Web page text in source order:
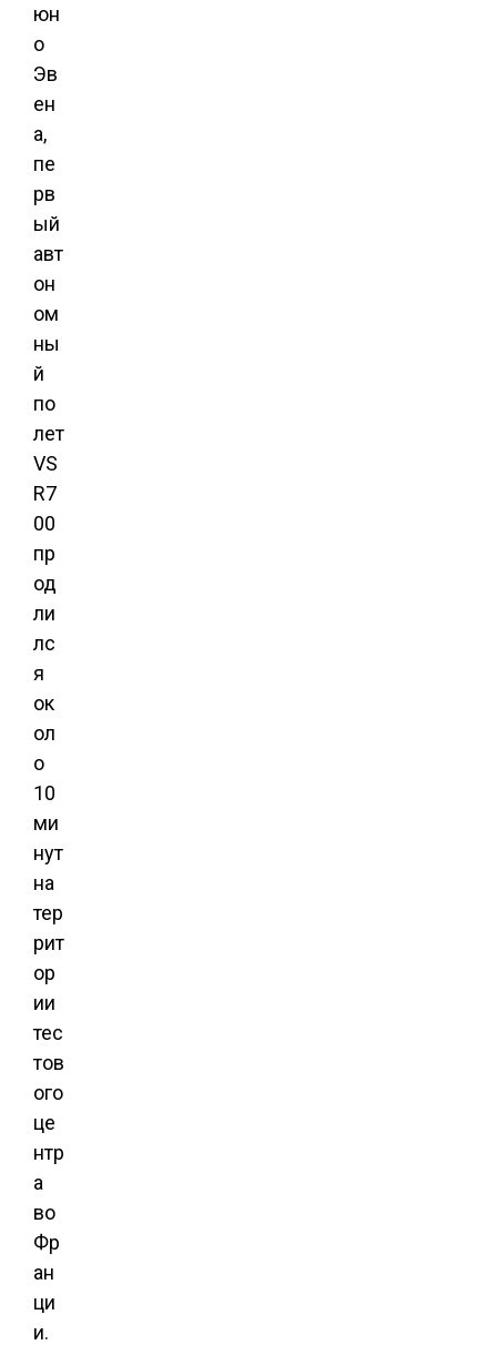
юн
о
Эв
ен
а,
пе
рв
ый
авт
он
ом
ны
й
по
лет
VS
R7
00
пр
од
ли
лс
я
ок
ол
о
10
ми
нут
на
тер
рит
ор
ии
тес
тов
ого
це
нтр
а
во
Фр
ан
ци
и.